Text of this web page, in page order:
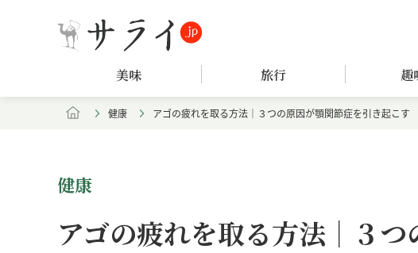
美味 旅行 趣
健康 アゴの疲れを取る方法｜３つの原因が顎関節症を引き起こす
健康
アゴの疲れを取る方法｜３